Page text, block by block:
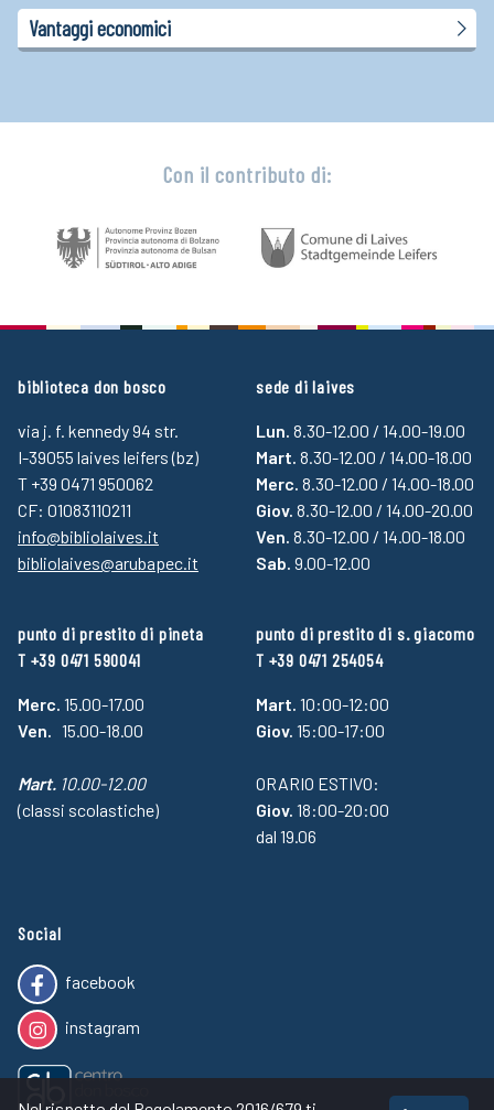
Vantaggi economici
Con il contributo di:
biblioteca don bosco
via j. f. kennedy 94 str.
I-39055 laives leifers (bz)
T +39 0471 950062
CF: 01083110211
info@bibliolaives.it
bibliolaives@arubapec.it
sede di laives
Lun. 8.30-12.00 / 14.00-19.00
Mart. 8.30-12.00 / 14.00-18.00
Merc. 8.30-12.00 / 14.00-18.00
Giov. 8.30-12.00 / 14.00-20.00
Ven. 8.30-12.00 / 14.00-18.00
Sab. 9.00-12.00
punto di prestito di pineta
T +39 0471 590041
Merc. 15.00-17.00
Ven.
15.00-18.00
Mart. 10.00-12.00
(classi scolastiche)
punto di prestito di s. giacomo
T +39 0471 254054
Mart. 10:00-12:00
Giov. 15:00-17:00
ORARIO ESTIVO:
Giov. 18:00-20:00
dal 19.06
Social
facebook
instagram